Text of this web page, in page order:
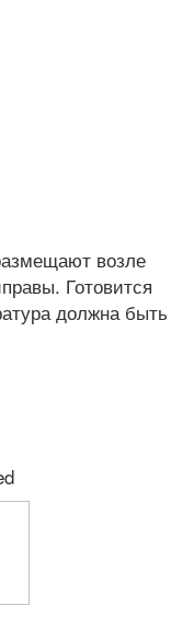
возле
Готовится
должна быть